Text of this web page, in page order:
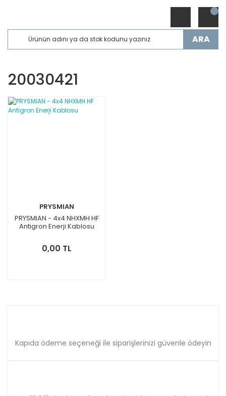
ARA
20030421
PRYSMIAN
PRYSMIAN - 4x4 NHXMH HF
Antigron Enerji Kablosu
0,00 TL
Kapıda ödeme seçeneği ile siparişlerinizi güvenle ödeyin